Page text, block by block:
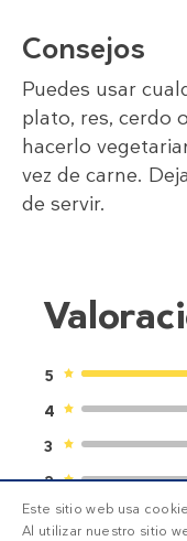
Consejos
Puedes usar
plato, res, cerdo
hacerlo
vez de carne.
de servir.
5
4
3
2
1
Este sitio web usa
Al utilizar nuestro sitio